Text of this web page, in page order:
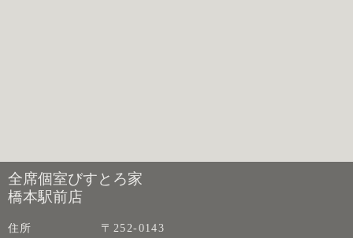
全席個室びすとろ家
橋本駅前店
住所
〒252-0143